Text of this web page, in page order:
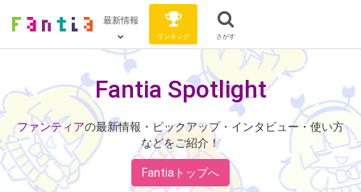
最新情報
ランキング さがす
Fantia Spotlight
ファンティアの最新情報・ピックアップ・インタビュー・使い方
などをご紹介！
Fantiaトップへ